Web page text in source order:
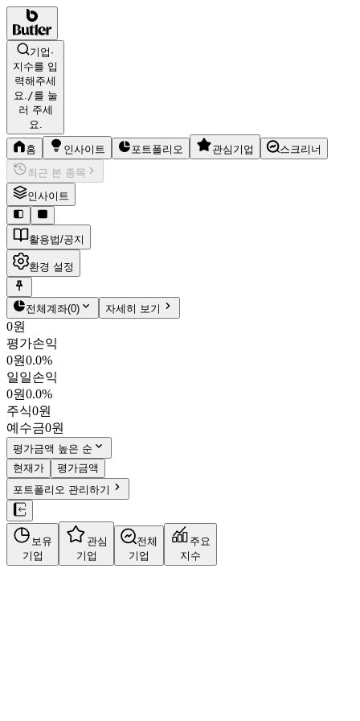
기업·
지수를 입
력해주세
요./를 눌
러 주세
요.
홈 인사이트 포트폴리오 관심기업
스크리너
최근 본 종목
인사이트
활용법/공지
환경 설정
전체계좌(0) 자세히 보기
0원
평가손익
0원0.0%
일일손익
0원0.0%
주식0원
예수금0원
평가금액 높은 순
현재가
평가금액
포트폴리오 관리하기
보유
기업
관심
기업
전체
기업
주요
지수